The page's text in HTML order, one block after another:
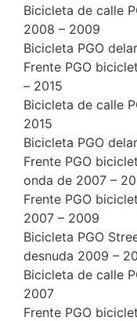
Bicicleta de calle
2008 – 2009
Bicicleta PGO
Frente PGO
– 2015
Bicicleta de calle
2015
Bicicleta PGO
Frente PGO
onda de 2007 –
Frente PGO
2007 – 2009
Bicicleta PGO
desnuda 2009 –
Bicicleta de calle
2007
Frente PGO